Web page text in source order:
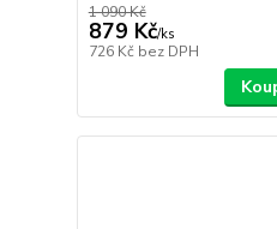
1 090 Kč
879 Kč/ks
726 Kč bez DPH